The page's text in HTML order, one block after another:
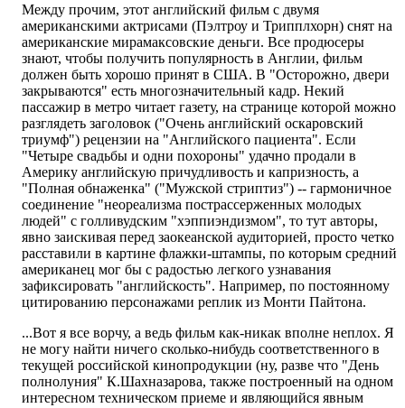
Между прочим, этот английский фильм с двумя
американскими актрисами (Пэлтроу и Трипплхорн) снят на
американские мирамаксовские деньги. Все продюсеры
знают, чтобы получить популярность в Англии, фильм
должен быть хорошо принят в США. В "Осторожно, двери
закрываются" есть многозначительный кадр. Некий
пассажир в метро читает газету, на странице которой можно
разглядеть заголовок ("Очень английский оскаровский
триумф") рецензии на "Английского пациента". Если
"Четыре свадьбы и одни похороны" удачно продали в
Америку английскую причудливость и капризность, а
"Полная обнаженка" ("Мужской стриптиз") -- гармоничное
соединение "неореализма пострассерженных молодых
людей" с голливудским "хэппиэндизмом", то тут авторы,
явно заискивая перед заокеанской аудиторией, просто четко
расставили в картине флажки-штампы, по которым средний
американец мог бы с радостью легкого узнавания
зафиксировать "английскость". Например, по постоянному
цитированию персонажами реплик из Монти Пайтона.
...Вот я все ворчу, а ведь фильм как-никак вполне неплох. Я
не могу найти ничего сколько-нибудь соответственного в
текущей российской кинопродукции (ну, разве что "День
полнолуния" К.Шахназарова, также построенный на одном
интересном техническом приеме и являющийся явным